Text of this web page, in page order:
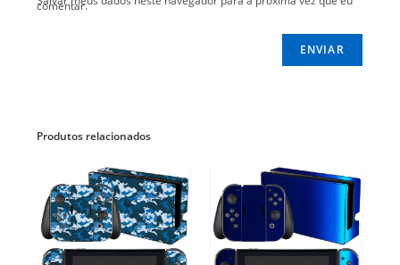
comentar.
Produtos relacionados